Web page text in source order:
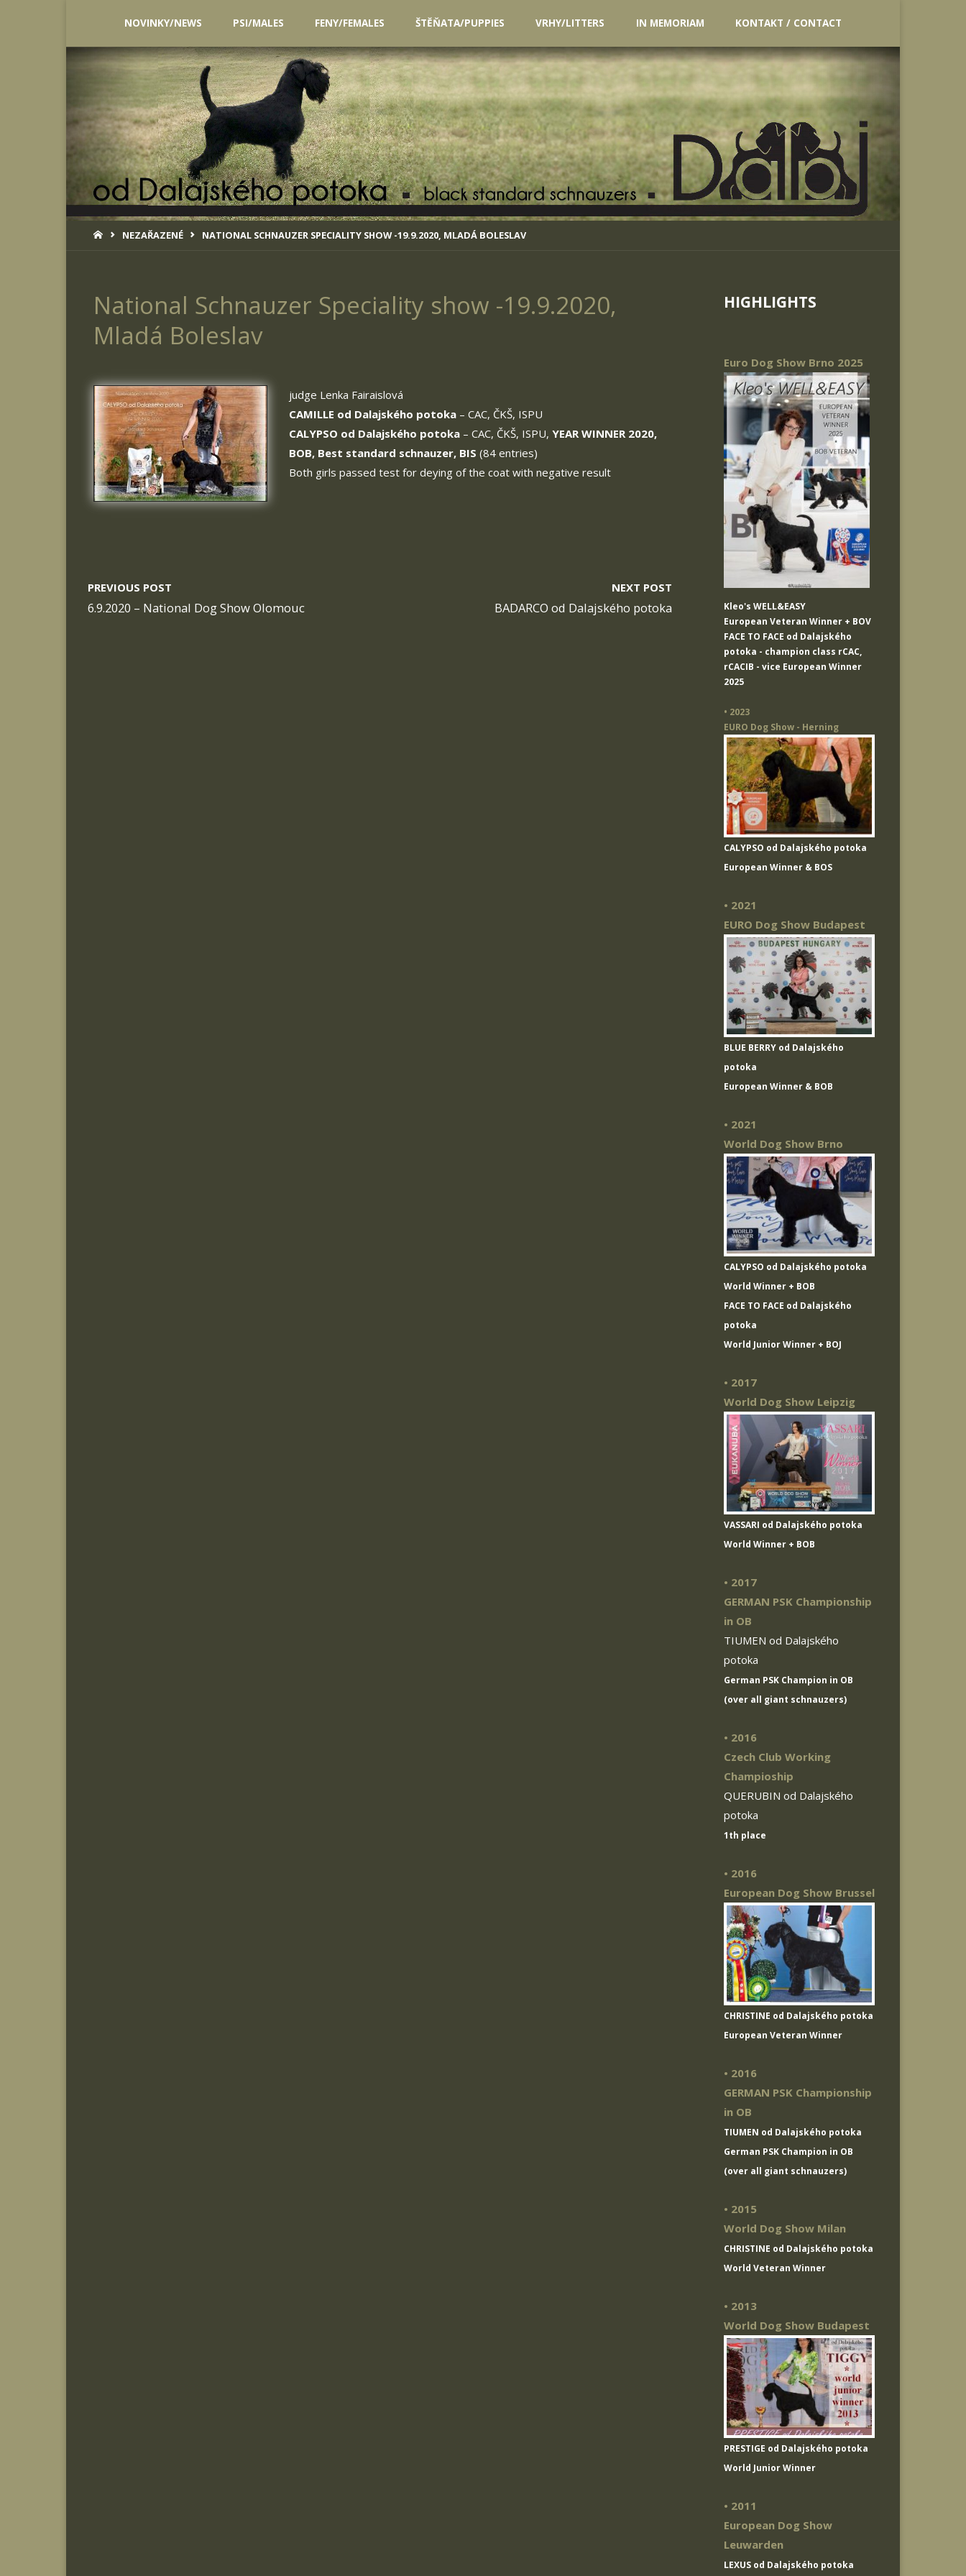
Skip
to
content
NOVINKY/NEWS PSI/MALES FENY/FEMALES ŠTĚŇATA/PUPPIES VRHY/LITTERS IN MEMORIAM KONTAKT / CONTACT
HOMENEZAŘAZENÉ NATIONAL SCHNAUZER SPECIALITY SHOW -19.9.2020, MLADÁ BOLESLAV
National Schnauzer Speciality show -19.9.2020,
Mladá Boleslav
judge Lenka Fairaislová
CAMILLE od Dalajského potoka – CAC, ČKŠ, ISPU
CALYPSO od Dalajského potoka – CAC, ČKŠ, ISPU,YEAR WINNER 2020,
BOB, Best standard schnauzer, BIS (84 entries)
Both girls passed test for deying of the coat with negative result
PREVIOUS POST
6.9.2020 – National Dog Show Olomouc
NEXT POST
BADARCO od Dalajského potoka
HIGHLIGHTS
Euro Dog Show Brno 2025
Kleo's WELL&EASY
European Veteran Winner + BOV
FACE TO FACE od Dalajského
potoka - champion class rCAC,
rCACIB - vice European Winner
2025
• 2023
EURO Dog Show - Herning
CALYPSO od Dalajského potoka
European Winner & BOS
• 2021
EURO Dog Show Budapest
BLUE BERRY od Dalajského
potoka
European Winner & BOB
• 2021
World Dog Show Brno
CALYPSO od Dalajského potoka
World Winner + BOB
FACE TO FACE od Dalajského
potoka
World Junior Winner + BOJ
• 2017
World Dog Show Leipzig
VASSARI od Dalajského potoka
World Winner + BOB
• 2017
GERMAN PSK Championship
in OB
TIUMEN od Dalajského
potoka
German PSK Champion in OB
(over all giant schnauzers)
• 2016
Czech Club Working
Champioship
QUERUBIN od Dalajského
potoka
1th place
• 2016
European Dog Show Brussel
CHRISTINE od Dalajského potoka
European Veteran Winner
• 2016
GERMAN PSK Championship
in OB
TIUMEN od Dalajského potoka
German PSK Champion in OB
(over all giant schnauzers)
• 2015
World Dog Show Milan
CHRISTINE od Dalajského potoka
World Veteran Winner
• 2013
World Dog Show Budapest
PRESTIGE od Dalajského potoka
World Junior Winner
• 2011
European Dog Show
Leuwarden
LEXUS od Dalajského potoka